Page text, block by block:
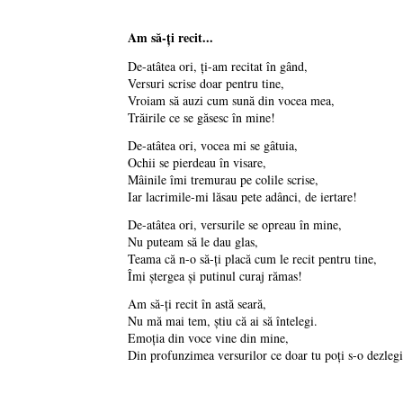
Am să-ţi recit...
De-atâtea ori, ţi-am recitat în gând,
Versuri scrise doar pentru tine,
Vroiam să auzi cum sună din vocea mea,
Trăirile ce se găsesc în mine!
De-atâtea ori, vocea mi se gâtuia,
Ochii se pierdeau în visare,
Mâinile îmi tremurau pe colile scrise,
Iar lacrimile-mi lăsau pete adânci, de iertare!
De-atâtea ori, versurile se opreau în mine,
Nu puteam să le dau glas,
Teama că n-o să-ţi placă cum le recit pentru tine,
Îmi ştergea şi putinul curaj rămas!
Am să-ţi recit în astă seară,
Nu mă mai tem, ştiu că ai să întelegi.
Emoţia din voce vine din mine,
Din profunzimea versurilor ce doar tu poţi s-o